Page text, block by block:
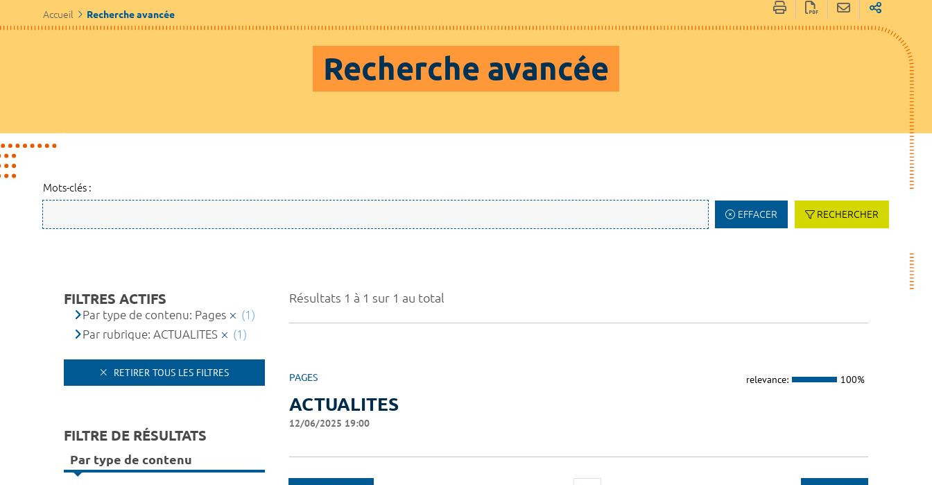
Accueil Recherche avancée
Recherche avancée
Mots-clés :
EFFACER RECHERCHER
Résultats 1 à 1 sur 1 au total
PAGES relevance: 100%
ACTUALITES
12/06/2025 19:00
FILTRES ACTIFS
Par type de contenu: Pages
(1)
Par rubrique: ACTUALITES
(1)
RETIRER TOUS LES FILTRES
FILTRE DE RÉSULTATS
Par type de contenu